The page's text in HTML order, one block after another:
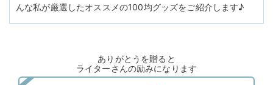
んな私が厳選したオススメの100均グッズをご紹介します♪
ありがとうを贈ると
ライターさんの励みになります